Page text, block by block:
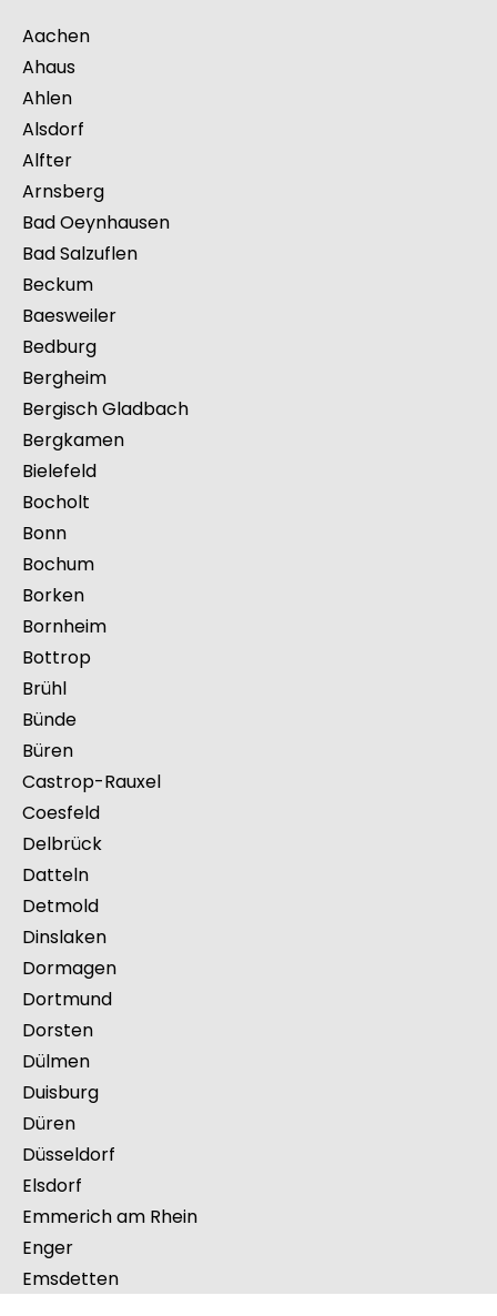
Aachen
Ahaus
Ahlen
Alsdorf
Alfter
Arnsberg
Bad Oeynhausen
Bad Salzuflen
Beckum
Baesweiler
Bedburg
Bergheim
Bergisch Gladbach
Bergkamen
Bielefeld
Bocholt
Bonn
Bochum
Borken
Bornheim
Bottrop
Brühl
Bünde
Büren
Castrop-Rauxel
Coesfeld
Delbrück
Datteln
Detmold
Dinslaken
Dormagen
Dortmund
Dorsten
Dülmen
Duisburg
Düren
Düsseldorf
Elsdorf
Emmerich am Rhein
Enger
Emsdetten